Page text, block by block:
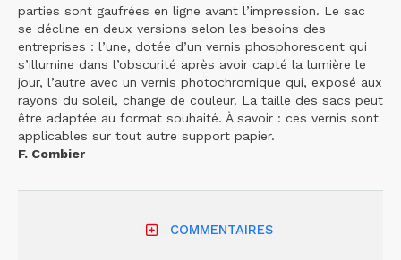
parties sont gaufrées en ligne avant l’impression. Le sac
se décline en deux versions selon les besoins des
entreprises : l’une, dotée d’un vernis phosphorescent qui
s’illumine dans l’obscurité après avoir capté la lumière le
jour, l’autre avec un vernis photochromique qui, exposé aux
rayons du soleil, change de couleur. La taille des sacs peut
être adaptée au format souhaité. À savoir : ces vernis sont
applicables sur tout autre support papier.
F. Combier
COMMENTAIRES